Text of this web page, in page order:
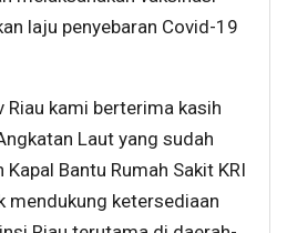
laju penyebaran Covid-19
Riau kami berterima kasih
Laut yang sudah
Bantu Rumah Sakit KRI
mendukung ketersediaan